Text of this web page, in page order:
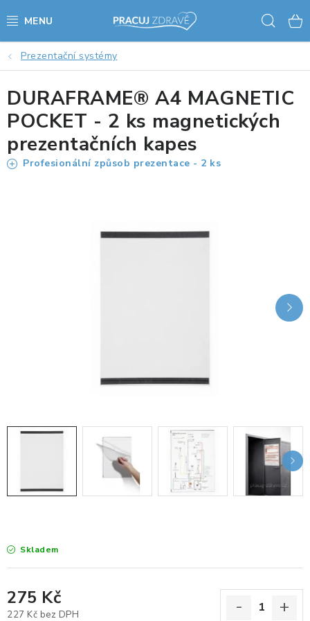
na
AKCE - SLEVY - VÝPRODEJ
STOLY A ŽIDLE
VÝŠKOVĚ NASTAVITELNÉ STOLY
KANCELÁŘSKÉ PSACÍ STOLY
PŘÍSLUŠENSTVÍ KE STOLŮM
ZDRAVOTNÍ OBUV
ZDRAVOTNICKÉ POMŮCKY
PODSTAVCE POD MONITOR
DRŽÁKY NA TABLET - MOBIL
Prezentační systémy
Skladem
275 Kč
227 Kč bez DPH
DURAFRAME® A4 MAGNETIC
POCKET - 2 ks magnetických
prezentačních kapes
Profesionální způsob prezentace - 2 ks